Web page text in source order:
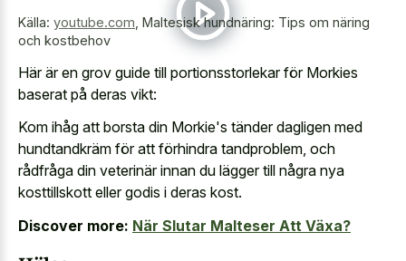
Källa: youtube.com, Maltesisk hundnäring: Tips om näring
och kostbehov
Här är en grov guide till portionsstorlekar för Morkies
baserat på deras vikt:
Kom ihåg att borsta din Morkie's tänder dagligen med
hundtandkräm för att förhindra tandproblem, och
rådfråga din veterinär innan du lägger till några nya
kosttillskott eller godis i deras kost.
Discover more: När Slutar Malteser Att Växa?